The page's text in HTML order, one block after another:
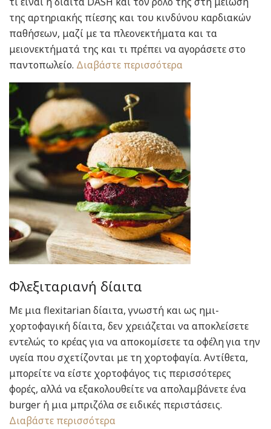
της αρτηριακής πίεσης και του κινδύνου καρδιακών
παθήσεων, μαζί με τα πλεονεκτήματα και τα
μειονεκτήματά της και τι πρέπει να αγοράσετε στο
παντοπωλείο. Διαβάστε περισσότερα
Φλεξιταριανή δίαιτα
Με μια flexitarian δίαιτα, γνωστή και ως ημι-
χορτοφαγική δίαιτα, δεν χρειάζεται να αποκλείσετε
εντελώς το κρέας για να αποκομίσετε τα οφέλη για την
υγεία που σχετίζονται με τη χορτοφαγία. Αντίθετα,
μπορείτε να είστε χορτοφάγος τις περισσότερες
φορές, αλλά να εξακολουθείτε να απολαμβάνετε ένα
burger ή μια μπριζόλα σε ειδικές περιστάσεις.
Διαβάστε περισσότερα